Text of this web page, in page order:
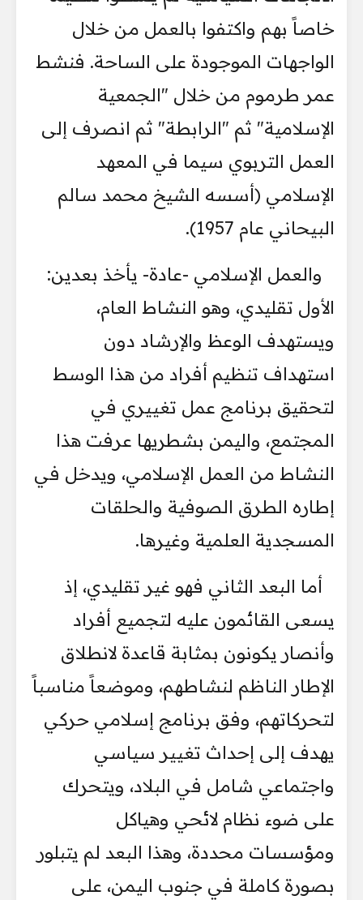
خاصاً بهم واكتفوا بالعمل من خلال
الواجهات الموجودة على الساحة. فنشط
عمر طرموم من خلال "الجمعية
الإسلامية" ثم "الرابطة" ثم انصرف إلى
العمل التربوي سيما في المعهد
الإسلامي (أسسه الشيخ محمد سالم
البيحاني عام 1957).
والعمل الإسلامي -عادة- يأخذ بعدين:
الأول تقليدي، وهو النشاط العام،
ويستهدف الوعظ والإرشاد دون
استهداف تنظيم أفراد من هذا الوسط
لتحقيق برنامج عمل تغييري في
المجتمع، واليمن بشطريها عرفت هذا
النشاط من العمل الإسلامي، ويدخل في
إطاره الطرق الصوفية والحلقات
المسجدية العلمية وغيرها.
أما البعد الثاني فهو غير تقليدي، إذ
يسعى القائمون عليه لتجميع أفراد
وأنصار يكونون بمثابة قاعدة لانطلاق
الإطار الناظم لنشاطهم، وموضعاً مناسباً
لتحركاتهم، وفق برنامج إسلامي حركي
يهدف إلى إحداث تغيير سياسي
واجتماعي شامل في البلاد، ويتحرك
على ضوء نظام لائحي وهياكل
ومؤسسات محددة، وهذا البعد لم يتبلور
بصورة كاملة في جنوب اليمن، على